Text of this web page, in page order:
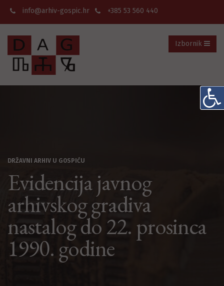
info@arhiv-gospic.hr +385 53 560 440
Izbornik
DRŽAVNI ARHIV U GOSPIĆU
Evidencija javnog
arhivskog gradiva
nastalog do 22. prosinca
1990. godine